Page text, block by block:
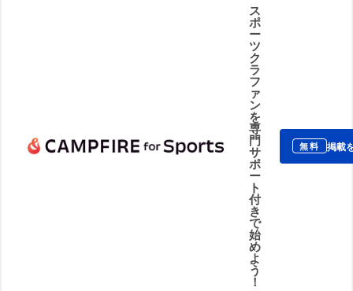
ス
ポ
ー
ツ
ク
ラ
フ
ァ
ン
を
専
門
サ
ポ
ー
ト
付
き
で
始
め
よ
う
！
無料 掲載